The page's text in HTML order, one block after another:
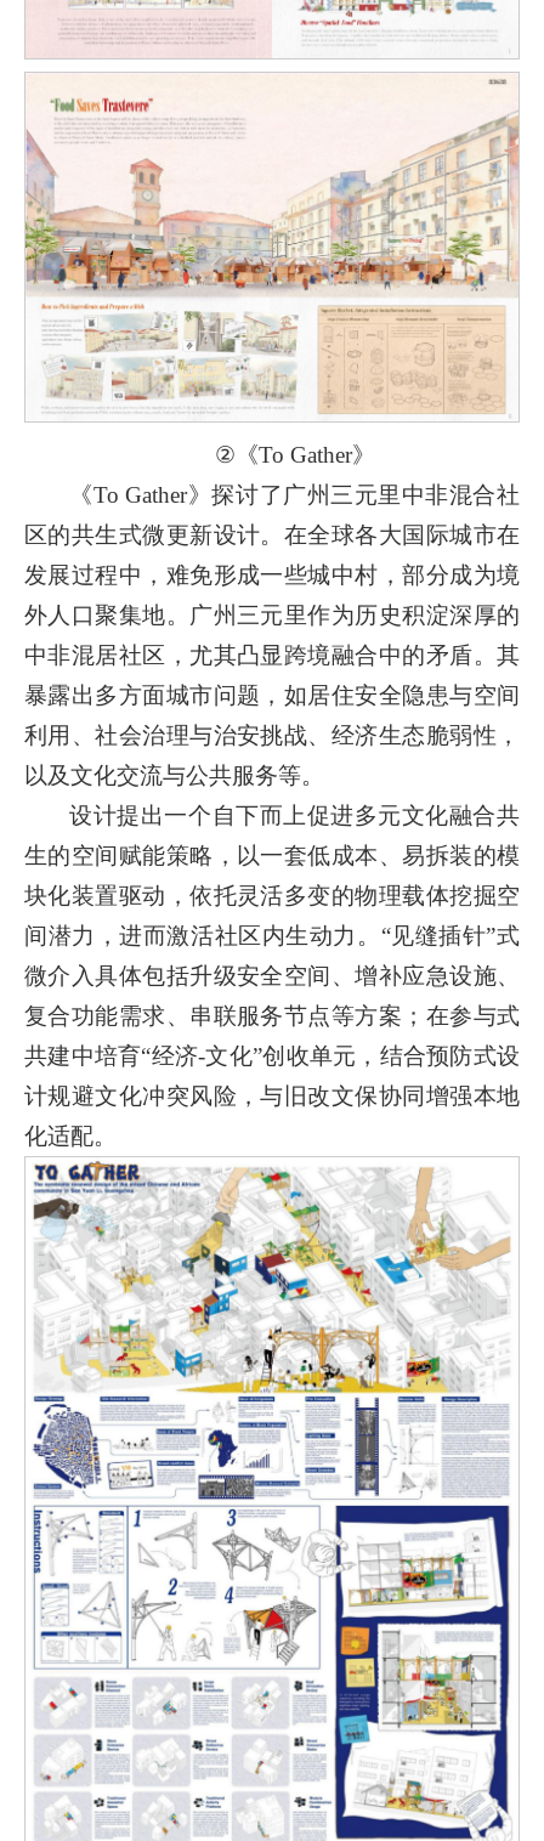
②《To Gather》
《To Gather》探讨了广州三元里中非混合社
区的共生式微更新设计。在全球各大国际城市在
发展过程中，难免形成一些城中村，部分成为境
外人口聚集地。广州三元里作为历史积淀深厚的
中非混居社区，尤其凸显跨境融合中的矛盾。其
暴露出多方面城市问题，如居住安全隐患与空间
利用、社会治理与治安挑战、经济生态脆弱性，
以及文化交流与公共服务等。
设计提出一个自下而上促进多元文化融合共
生的空间赋能策略，以一套低成本、易拆装的模
块化装置驱动，依托灵活多变的物理载体挖掘空
间潜力，进而激活社区内生动力。“见缝插针”式
微介入具体包括升级安全空间、增补应急设施、
复合功能需求、串联服务节点等方案；在参与式
共建中培育“经济-文化”创收单元，结合预防式设
计规避文化冲突风险，与旧改文保协同增强本地
化适配。